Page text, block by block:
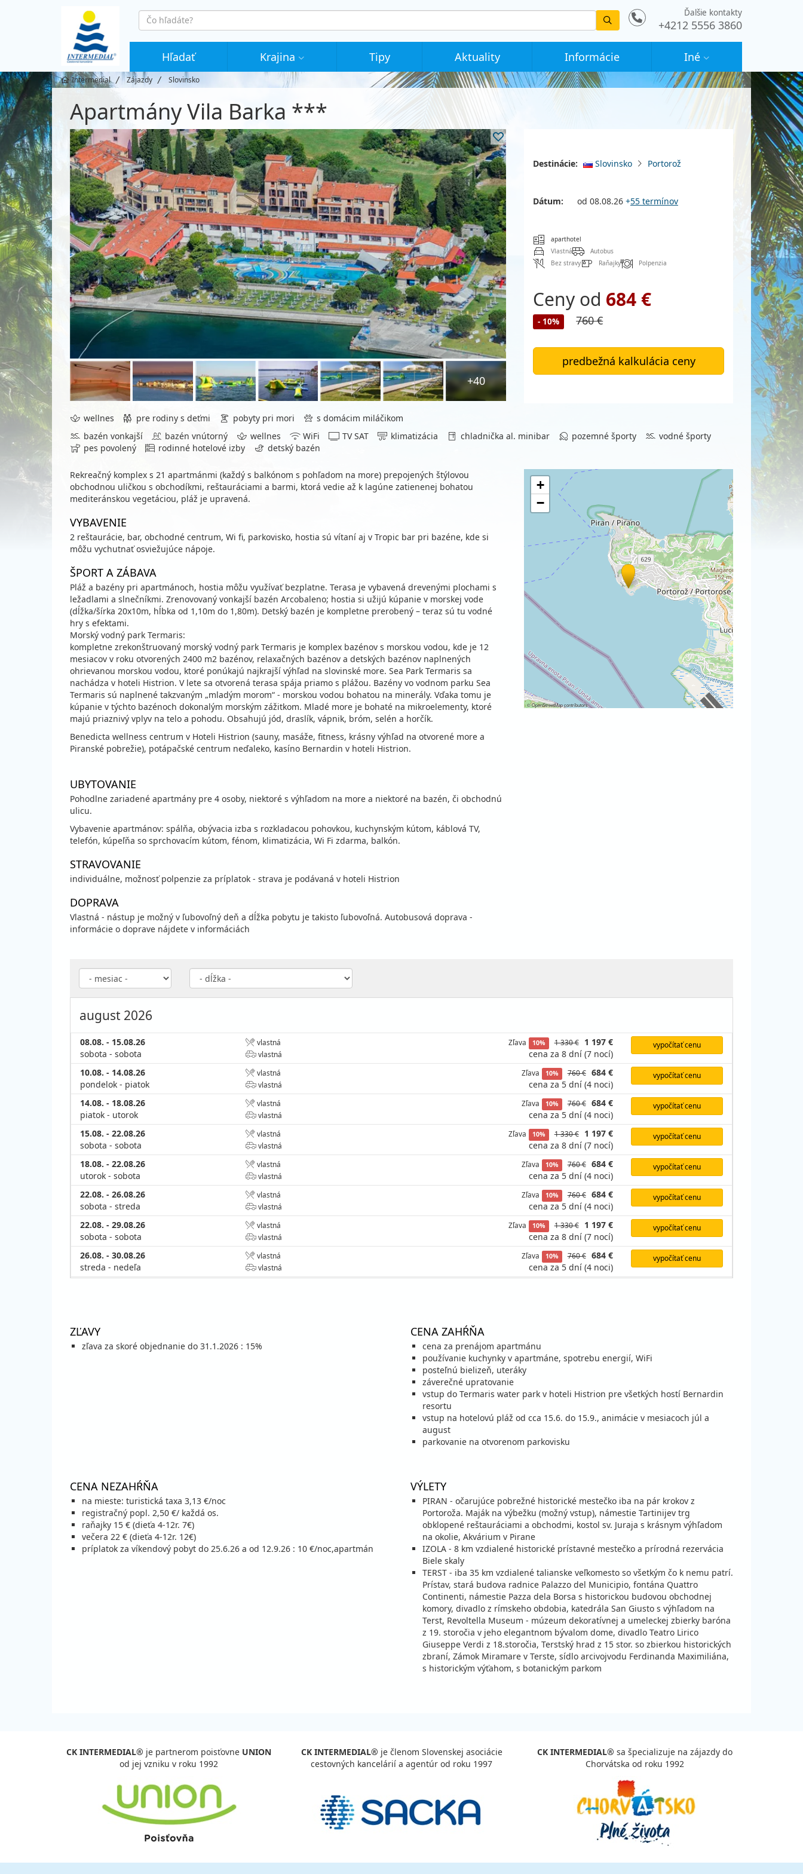
co
hledáte
Vyhledat
Ďalšie kontakty
+4212 5556 3860
Hľadať Krajina Tipy Aktuality Informácie Iné
Intermedial Zájazdy Slovinsko
Apartmány Vila Barka ***
Destinácie: Slovinsko Portorož
Dátum: od 08.08.26 +55 termínov
aparthotel
Vlastná
Autobus
Bez stravy
Raňajky Polpenzia
Ceny od 684 €
- 10% 760 €
predbežná kalkulácia ceny
+40
wellnes pre rodiny s deťmi pobyty pri mori
s domácim miláčikom
bazén vonkajší
bazén vnútorný wellnes WiFi TV SAT klimatizácia chladnička al. minibar pozemné športy
vodné športy
pes povolený
rodinné hotelové izby detský bazén
Rekreačný komplex s 21 apartmánmi (každý s balkónom s pohľadom na more) prepojených štýlovou
obchodnou uličkou s obchodíkmi, reštauráciami a barmi, ktorá vedie až k lagúne zatienenej bohatou
mediteránskou vegetáciou, pláž je upravená.
VYBAVENIE
2 reštaurácie, bar, obchodné centrum, Wi fi, parkovisko, hostia sú vítaní aj v Tropic bar pri bazéne, kde si
môžu vychutnať osviežujúce nápoje.
ŠPORT A ZÁBAVA
Pláž a bazény pri apartmánoch, hostia môžu využívať bezplatne. Terasa je vybavená drevenými plochami s
ležadlami a slnečníkmi. Zrenovovaný vonkajší bazén Arcobaleno; hostia si užijú kúpanie v morskej vode
(dĺžka/šírka 20x10m, hĺbka od 1,10m do 1,80m). Detský bazén je kompletne prerobený – teraz sú tu vodné
hry s efektami.
Morský vodný park Termaris:
kompletne zrekonštruovaný morský vodný park Termaris je komplex bazénov s morskou vodou, kde je 12
mesiacov v roku otvorených 2400 m2 bazénov, relaxačných bazénov a detských bazénov naplnených
ohrievanou morskou vodou, ktoré ponúkajú najkrajší výhľad na slovinské more. Sea Park Termaris sa
nachádza v hoteli Histrion. V lete sa otvorená terasa spája priamo s plážou. Bazény vo vodnom parku Sea
Termaris sú naplnené takzvaným „mladým morom“ - morskou vodou bohatou na minerály. Vďaka tomu je
kúpanie v týchto bazénoch dokonalým morským zážitkom. Mladé more je bohaté na mikroelementy, ktoré
majú priaznivý vplyv na telo a pohodu. Obsahujú jód, draslík, vápnik, bróm, selén a horčík.
Benedicta wellness centrum v Hoteli Histrion (sauny, masáže, fitness, krásny výhľad na otvorené more a
Piranské pobrežie), potápačské centrum neďaleko, kasíno Bernardin v hoteli Histrion.
UBYTOVANIE
Pohodlne zariadené apartmány pre 4 osoby, niektoré s výhľadom na more a niektoré na bazén, či obchodnú
ulicu.
Vybavenie apartmánov: spálňa, obývacia izba s rozkladacou pohovkou, kuchynským kútom, káblová TV,
telefón, kúpeľňa so sprchovacím kútom, fénom, klimatizácia, Wi Fi zdarma, balkón.
STRAVOVANIE
individuálne, možnosť polpenzie za príplatok - strava je podávaná v hoteli Histrion
DOPRAVA
Vlastná - nástup je možný v ľubovoľný deň a dĺžka pobytu je takisto ľubovoľná. Autobusová doprava -
informácie o doprave nájdete v informáciách
+
−
©OpenStreetMapcontributors
august 2026
08.08. - 15.08.26
sobota - sobota
vlastná
vlastná
Zľava 10% 1 330 €
1 197 €
cena za 8 dní (7 nocí)
vypočítať cenu
10.08. - 14.08.26
pondelok - piatok
vlastná
vlastná
Zľava 10% 760 € 684 €
cena za 5 dní (4 noci)
vypočítať cenu
14.08. - 18.08.26
piatok - utorok
vlastná
vlastná
Zľava 10% 760 € 684 €
cena za 5 dní (4 noci)
vypočítať cenu
15.08. - 22.08.26
sobota - sobota
vlastná
vlastná
Zľava 10% 1 330 €
1 197 €
cena za 8 dní (7 nocí)
vypočítať cenu
18.08. - 22.08.26
utorok - sobota
vlastná
vlastná
Zľava 10% 760 € 684 €
cena za 5 dní (4 noci)
vypočítať cenu
22.08. - 26.08.26
sobota - streda
vlastná
vlastná
Zľava 10% 760 € 684 €
cena za 5 dní (4 noci)
vypočítať cenu
22.08. - 29.08.26
sobota - sobota
vlastná
vlastná
Zľava 10% 1 330 €
1 197 €
cena za 8 dní (7 nocí)
vypočítať cenu
26.08. - 30.08.26
streda - nedeľa
vlastná
vlastná
Zľava 10% 760 € 684 €
cena za 5 dní (4 noci)
vypočítať cenu
nedeľa - štvrtok
september 2026
cena za 5 dní (4 noci)
Zľava 1 290 €
1 161 €
cena za 8 dní (7 nocí)
vypočítať cenu
Zľava 10% 760 €
piatok - utorok
12.09. - 19.09.26
sobota - sobota
1 050 €
cena za 8 dní (7 nocí)
vypočítať cenu
15.09. - 19.09.26
utorok - sobota
vlastná
cena za 5 dní (4 noci)
cena za 5 dní (4 noci)
vypočítať cenu
1 050 €
cena za 8 dní (7 nocí)
vypočítať cenu
600 €
cena za 5 dní (4 noci)
vypočítať cenu
1 020 €
cena za 8 dní (7 nocí)
vypočítať cenu
01.10. - 05.10.26
štvrtok - pondelok
vlastná
630 €
cena za 5 dní (4 noci)
vypočítať cenu
03.10. - 10.10.26
sobota - sobota
cena za 8 dní (7 nocí)
05.10. - 09.10.26
pondelok - piatok
480 €
cena za 5 dní (4 noci)
vypočítať cenu
09.10. - 13.10.26
480 €
vypočítať cenu
ZĽAVY
zľava za skoré objednanie do 31.1.2026 : 15%
CENA ZAHŔŇA
cena za prenájom apartmánu
používanie kuchynky v apartmáne, spotrebu energií, WiFi
posteľnú bielizeň, uteráky
záverečné upratovanie
vstup do Termaris water park v hoteli Histrion pre všetkých hostí Bernardin
resortu
vstup na hotelovú pláž od cca 15.6. do 15.9., animácie v mesiacoch júl a
august
parkovanie na otvorenom parkovisku
CENA NEZAHŔŇA
na mieste: turistická taxa 3,13 €/noc
registračný popl. 2,50 €/ každá os.
raňajky 15 € (dieťa 4-12r. 7€)
večera 22 € (dieťa 4-12r. 12€)
príplatok za víkendový pobyt do 25.6.26 a od 12.9.26 : 10 €/noc,apartmán
VÝLETY
PIRAN - očarujúce pobrežné historické mestečko iba na pár krokov z
Portoroža. Maják na výbežku (možný vstup), námestie Tartinijev trg
obklopené reštauráciami a obchodmi, kostol sv. Juraja s krásnym výhľadom
na okolie, Akvárium v Pirane
IZOLA - 8 km vzdialené historické prístavné mestečko a prírodná rezervácia
Biele skaly
TERST - iba 35 km vzdialené talianske veľkomesto so všetkým čo k nemu patrí.
Prístav, stará budova radnice Palazzo del Municipio, fontána Quattro
Continenti, námestie Pazza dela Borsa s historickou budovou obchodnej
komory, divadlo z rímskeho obdobia, katedrála San Giusto s výhľadom na
Terst, Revoltella Museum - múzeum dekoratívnej a umeleckej zbierky baróna
z 19. storočia v jeho elegantnom bývalom dome, divadlo Teatro Lirico
Giuseppe Verdi z 18.storočia, Terstský hrad z 15 stor. so zbierkou historických
zbraní, Zámok Miramare v Terste, sídlo arcivojvodu Ferdinanda Maximiliána,
s historickým výťahom, s botanickým parkom
CK INTERMEDIAL® je partnerom poisťovne UNION
od jej vzniku v roku 1992
CK INTERMEDIAL® je členom Slovenskej asociácie
cestovných kancelárií a agentúr od roku 1997
CK INTERMEDIAL® sa špecializuje na zájazdy do
Chorvátska od roku 1992